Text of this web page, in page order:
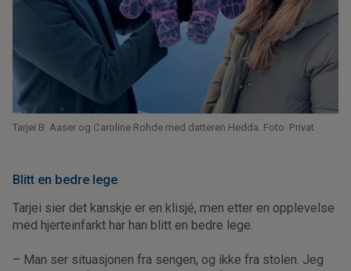
Tarjei B. Aaser og Caroline Rohde med datteren Hedda. Foto: Privat
Blitt en bedre lege
Tarjei sier det kanskje er en klisjé, men etter en opplevelse
med hjerteinfarkt har han blitt en bedre lege.
– Man ser situasjonen fra sengen, og ikke fra stolen. Jeg